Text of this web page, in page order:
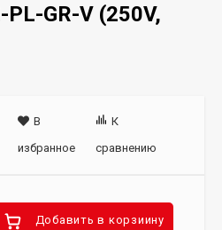
GR-V (250V,
В
избранное
К
сравнению
Добавить в корзиину